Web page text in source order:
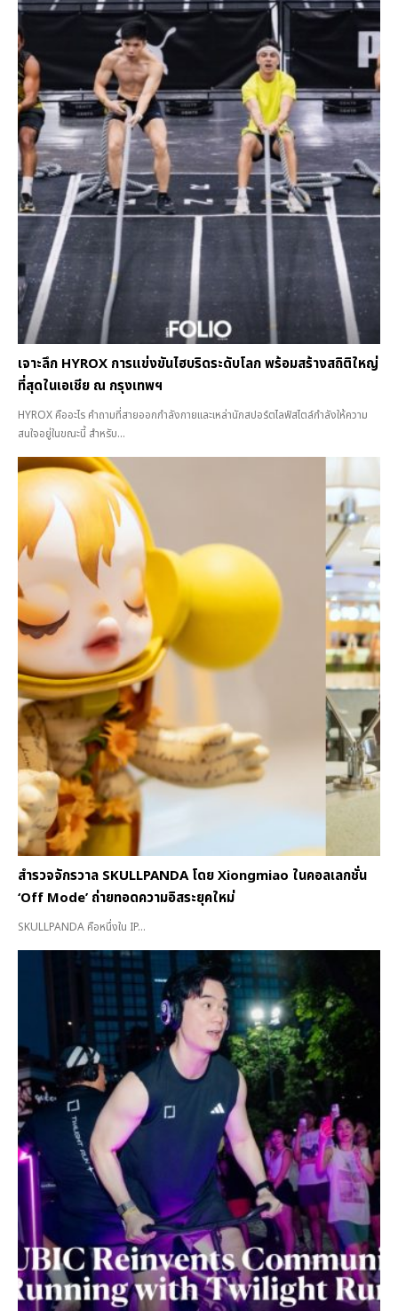
เจาะลึก HYROX การแข่งขันไฮบริดระดับโลก พร้อมสร้างสถิติใหญ่
ที่สุดในเอเชีย ณ กรุงเทพฯ
HYROX คืออะไร คำถามที่สายออกกำลังกายและเหล่านักสปอร์ตไลฟ์สไตล์กำลังให้ความ
สนใจอยู่ในขณะนี้ สำหรับ...
สำรวจจักรวาล SKULLPANDA โดย Xiongmiao ในคอลเลกชั่น
‘Off Mode’ ถ่ายทอดความอิสระยุคใหม่
SKULLPANDA คือหนึ่งใน IP...